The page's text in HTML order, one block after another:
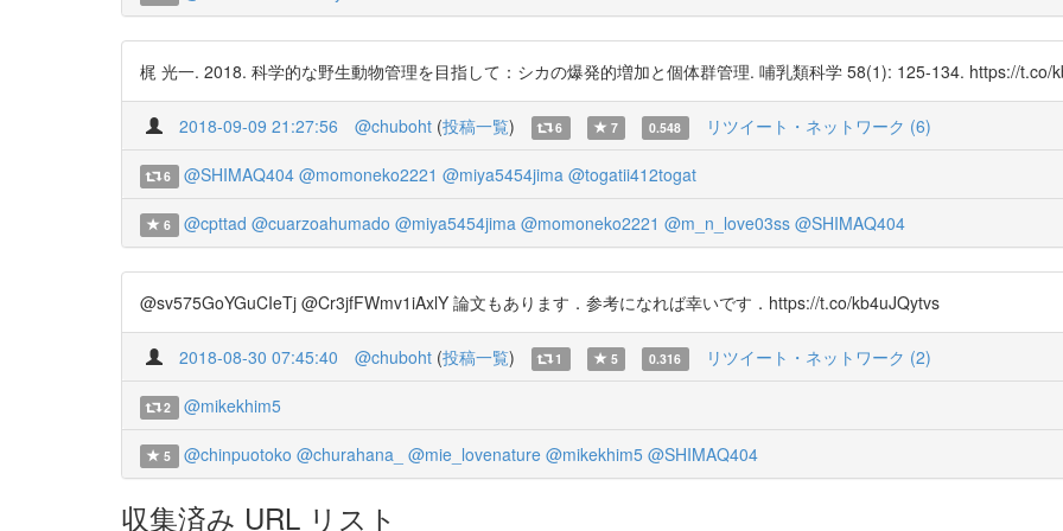
梶 光一. 2018. 科学的な野生動物管理を目指して：シカの爆発的増加と個体群管理. 哺乳類科学 58(1): 125-134. https://t.co/
2018-09-09 21:27:56 @chuboht (投稿一覧) 6 7 0.548 リツイート・ネットワーク (6)
6 @SHIMAQ404 @momoneko2221 @miya5454jima @togatii412togat
6 @cpttad @cuarzoahumado @miya5454jima @momoneko2221 @m_n_love03ss @SHIMAQ404
@sv575GoYGuCIeTj @Cr3jfFWmv1iAxlY 論文もあります．参考になれば幸いです．https://t.co/kb4uJQytvs
2018-08-30 07:45:40 @chuboht (投稿一覧) 1 5 0.316 リツイート・ネットワーク (2)
2 @mikekhim5
5 @chinpuotoko @churahana_ @mie_lovenature @mikekhim5 @SHIMAQ404
収集済み URL リスト